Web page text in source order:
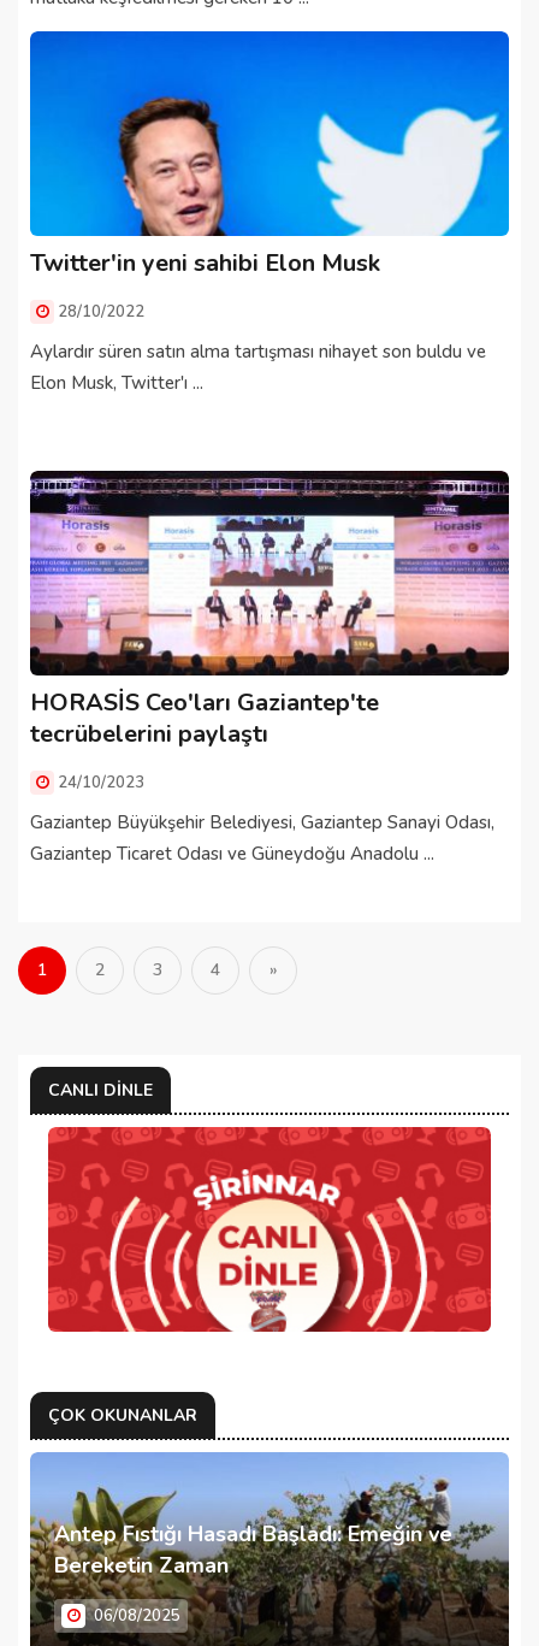
Twitter'in yeni sahibi Elon Musk
28/10/2022
Aylardır süren satın alma tartışması nihayet son buldu ve
Elon Musk, Twitter'ı ...
HORASİS Ceo'ları Gaziantep'te
tecrübelerini paylaştı
24/10/2023
Gaziantep Büyükşehir Belediyesi, Gaziantep Sanayi Odası,
Gaziantep Ticaret Odası ve Güneydoğu Anadolu ...
1 2 3 4 »
CANLI DINLE
ÇOK OKUNANLAR
Antep Fıstığı Hasadı Başladı: Emeğin ve
Bereketin Zaman
06/08/2025